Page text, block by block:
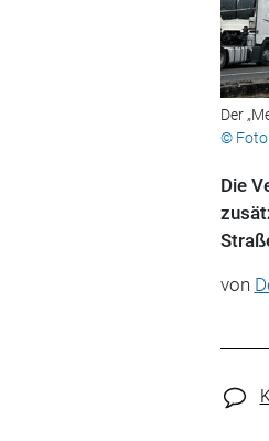
Der
©
Die
von